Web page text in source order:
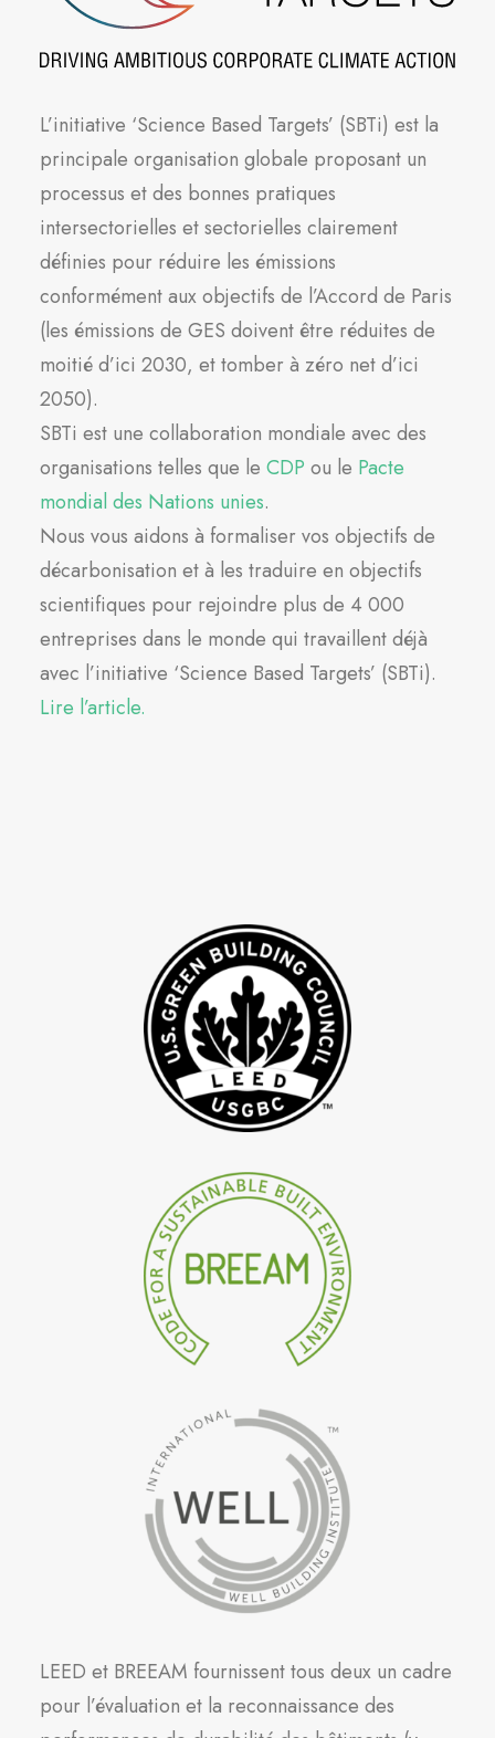
L’initiative ‘Science Based Targets’ (SBTi) est la
principale organisation globale proposant un
processus et des bonnes pratiques
intersectorielles et sectorielles clairement
définies pour réduire les émissions
conformément aux objectifs de l’Accord de Paris
(les émissions de GES doivent être réduites de
moitié d’ici 2030, et tomber à zéro net d’ici
2050).
SBTi est une collaboration mondiale avec des
organisations telles que le CDP ou le Pacte
mondial des Nations unies.
Nous vous aidons à formaliser vos objectifs de
décarbonisation et à les traduire en objectifs
scientifiques pour rejoindre plus de 4 000
entreprises dans le monde qui travaillent déjà
avec l’initiative ‘Science Based Targets’ (SBTi).
Lire l’article.
LEED et BREEAM fournissent tous deux un cadre
pour l’évaluation et la reconnaissance des